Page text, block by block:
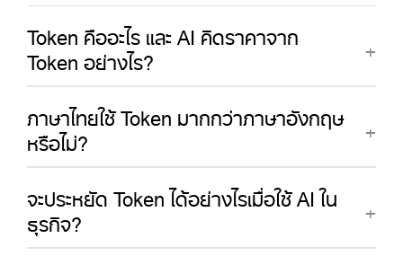
Token คืออะไร และ AI คิดราคาจาก
Token อย่างไร?
ภาษาไทยใช้ Token มากกว่าภาษาอังกฤษ
หรือไม่?
จะประหยัด Token ได้อย่างไรเมื่อใช้ AI ใน
ธุรกิจ?